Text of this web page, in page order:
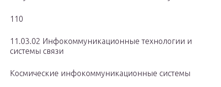
110
11.03.02 Инфокоммуникационные технологии и
системы связи
Космические инфокоммуникационные системы